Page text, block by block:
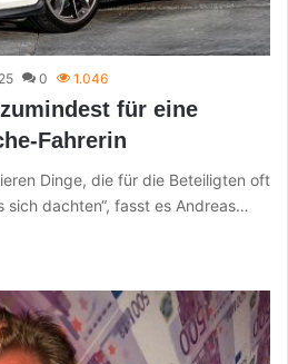
0 1.046
für eine
Fahrerin
Dinge, die für die Beteiligten oft
sich dachten“, fasst es Andreas…